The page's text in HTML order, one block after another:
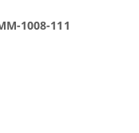
1008-111